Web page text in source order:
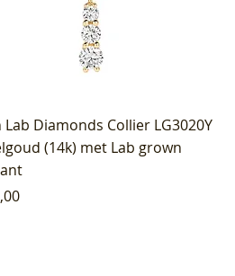
Lab Diamonds Collier LG3020Y
(14k) met Lab grown